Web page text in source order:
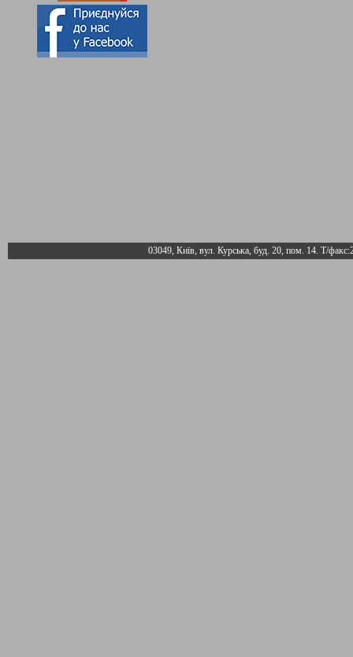
03049, Київ, вул. Курська, буд. 20, пом. 14. Т/